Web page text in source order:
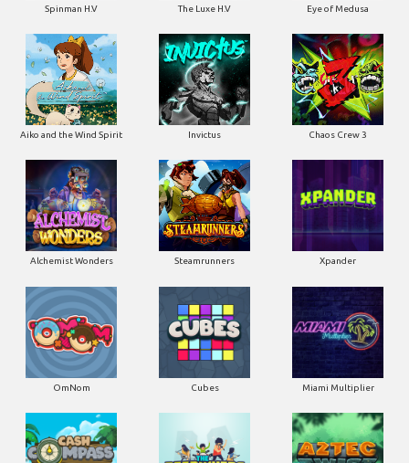
Spinman H.V The Luxe H.V Eye of Medusa
Aiko and the Wind Spirit Invictus Chaos Crew 3
Alchemist Wonders Steamrunners Xpander
OmNom Cubes Miami Multiplier